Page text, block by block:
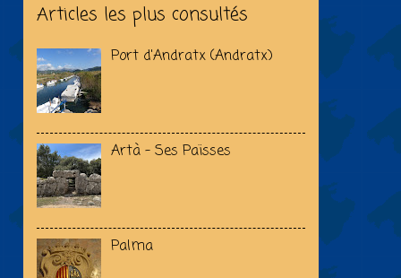
Articles les plus consultés
Port d'Andratx (Andratx)
Artà - Ses Païsses
Palma